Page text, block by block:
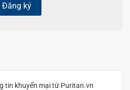
Đăng ký
tin khuyến mại từ Puritan.vn